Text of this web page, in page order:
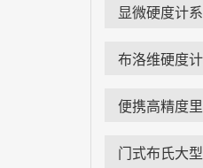
显微硬度计
布洛维硬度
便携高精度
门式布氏大